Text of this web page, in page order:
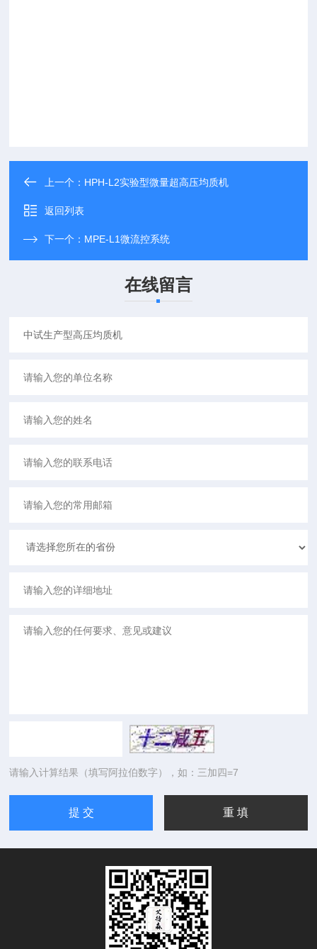
上一个： HPH-L2实验型微量超高压均质机
返回列表
下一个： MPE-L1微流控系统
在线留言
请输入计算结果（填写阿拉伯数字），如：三加四=7